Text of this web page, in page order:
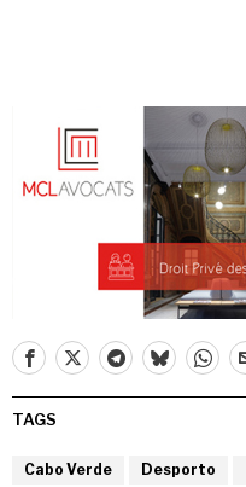
TAGS
Cabo Verde Desporto